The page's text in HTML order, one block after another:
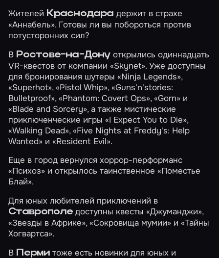
Жителей Краснодара держит в страхе
«Аннабель». Готовы ли вы побороться против
потусторонних сил?
В Ростове-на-Донуоткрылись одиннадцать
VR-квестов от компании «Skynet». Уже доступны
для бронирования шутеры«Ninja Legends»,
«Superhot»,«Pistol Whip»,«Guns'n'stories:
Bulletproof»,«Phantom: Covert Ops»,«Gorn» и
«Blade and Sorcery», а также мистические
приключенческие игры«I Expect You to Die»,
«Walking Dead»,«Five Nights at Freddy's: Help
Wanted» и«Resident Evil».
Еще в город вернулся хоррор-перформанс
«Психоз» и открылось таинственное«Поместье
Блай».
Для юных любителей приключений в
Ставрополе доступны квесты «Джуманджи»,
«Звезды в Африке»,«Сокровища мумии» и«Тайны
Хогвартса».
В Перми тоже есть новинки для юных и